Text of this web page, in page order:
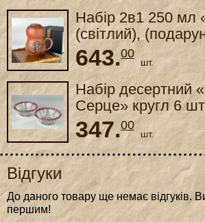
Набір 2в1 250 мл
(світлий),
коробка)
643.00
шт.
Набір десертний
Серце» кругл 6 шт
347.00
шт.
Відгуки
До даного товару ще немає відгуків.
першим!